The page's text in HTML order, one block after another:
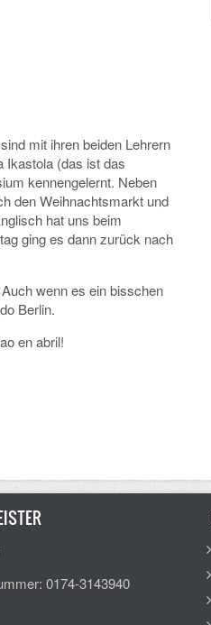
mit ihren beiden Lehrern
Ikastola (das ist das
kennengelernt. Neben
den Weihnachtsmarkt und
hat uns beim
ging es dann zurück nach
wenn es ein bisschen
Berlin.
en abril!
0174-3143940